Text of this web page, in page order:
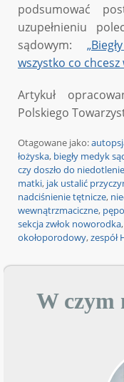
podsumować
uzupełnieniu
sądowym:
wszystko co chcesz
Artykuł
Polskiego
Otagowane jako:
łożyska, biegły medyk
czy doszło do
matki, jak ustalić
nadciśnienie tętnicze,
wewnątrzmaciczne,
sekcja zwłok noworodka,
okołoporodowy,zespół
W czym